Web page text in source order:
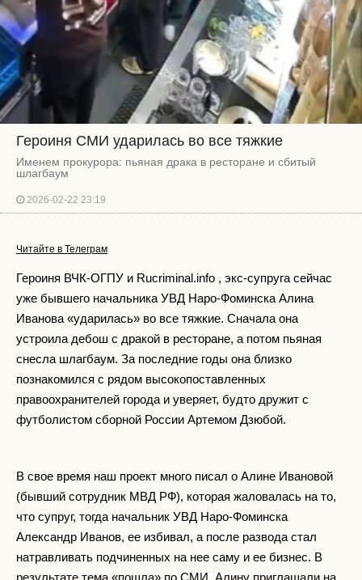
Героиня СМИ ударилась во все тяжкие
Именем прокурора: пьяная драка в ресторане и сбитый
шлагбаум
2026-02-22 23:19
Читайте в Телеграм
Героиня ВЧК-ОГПУ и Rucriminal.info , экс-супруга сейчас
уже бывшего начальника УВД Наро-Фоминска Алина
Иванова «ударилась» во все тяжкие. Сначала она
устроила дебош с дракой в ресторане, а потом пьяная
снесла шлагбаум. За последние годы она близко
познакомился с рядом высокопоставленных
правоохранителей города и уверяет, будто дружит с
футболистом сборной России Артемом Дзюбой.
В свое время наш проект много писал о Алине Ивановой
(бывший сотрудник МВД РФ), которая жаловалась на то,
что супруг, тогда начальник УВД Наро-Фоминска
Александр Иванов, ее избивал, а после развода стал
натравливать подчиненных на нее саму и ее бизнес. В
результате тема «пошла» по СМИ, Алину приглашали на